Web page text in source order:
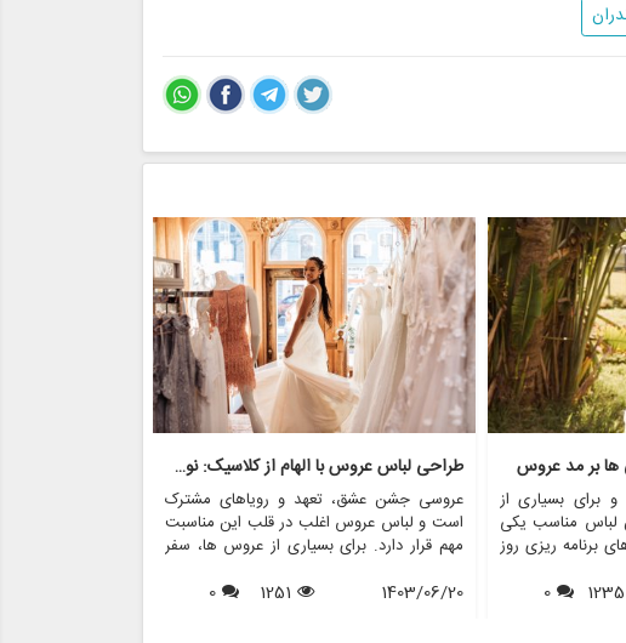
ها بر مد عروس
بسیاری از
لباس مناسب یکی
برنامه ریزی روز
ها، عروسی های
دهی به روند1235
0
طراحی لباس عروس با الهام از کلاسیک: نوستالژی با مدرنیته روبرو می شود
عروسی جشن عشق، تعهد و رویاهای مشترک
است و لباس عروس اغلب در قلب این مناسبت
مهم قرار دارد. برای بسیاری از عروس ها، سفر
انتظار است. در سال های اخیر، محبوبیت لباس
1403/06/20
1251
0